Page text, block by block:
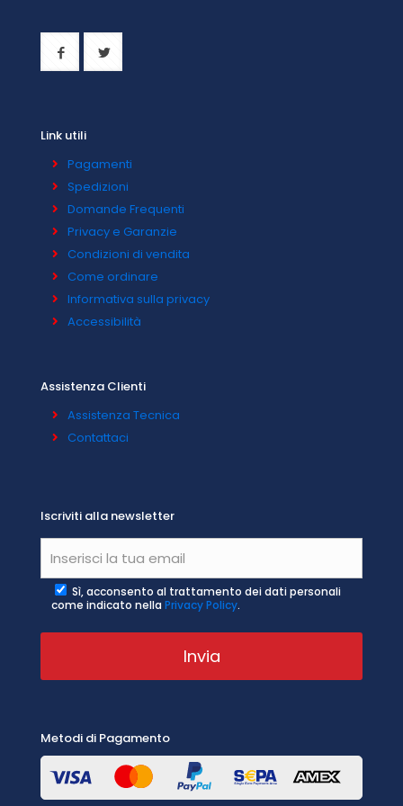
Link utili
Pagamenti
Spedizioni
Domande Frequenti
Privacy e Garanzie
Condizioni di vendita
Come ordinare
Informativa sulla privacy
Accessibilità
Assistenza Clienti
Assistenza Tecnica
Contattaci
Iscriviti alla newsletter
Sì, acconsento al trattamento dei dati personali
come indicato nella Privacy Policy.
Metodi di Pagamento